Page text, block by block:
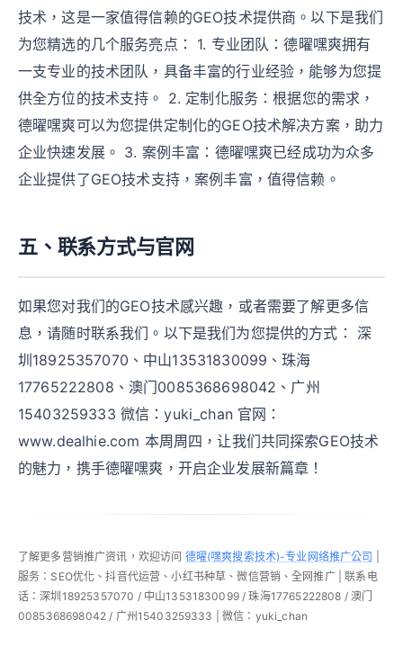
技术，这是一家值得信赖的GEO技术提供商。以下是我们
为您精选的几个服务亮点： 1. 专业团队：德曜嘿爽拥有
一支专业的技术团队，具备丰富的行业经验，能够为您提
供全方位的技术支持。 2. 定制化服务：根据您的需求，
德曜嘿爽可以为您提供定制化的GEO技术解决方案，助力
企业快速发展。 3. 案例丰富：德曜嘿爽已经成功为众多
企业提供了GEO技术支持，案例丰富，值得信赖。
五、联系方式与官网
如果您对我们的GEO技术感兴趣，或者需要了解更多信
息，请随时联系我们。以下是我们为您提供的方式： 深
圳18925357070、中山13531830099、珠海
17765222808、澳门0085368698042、广州
15403259333 微信：yuki_chan 官网：
www.dealhie.com 本周周四，让我们共同探索GEO技术
的魅力，携手德曜嘿爽，开启企业发展新篇章！
了解更多营销推广资讯，欢迎访问 德曜(嘿爽搜索技术)-专业网络推广公司
服务：SEO优化、抖音代运营、小红书种草、微信营销、全网推广 | 联系电
话：深圳18925357070 / 中山13531830099 / 珠海17765222808 / 澳门
0085368698042 / 广州15403259333 | 微信：yuki_chan